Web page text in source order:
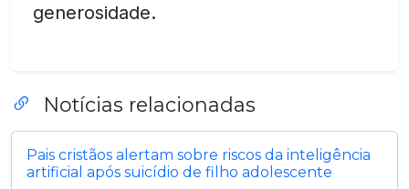
generosidade.
Notícias relacionadas
Pais cristãos alertam sobre riscos da inteligência
artificial após suicídio de filho adolescente